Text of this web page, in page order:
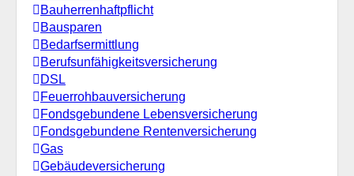
Bauherrenhaftpflicht
Bausparen
Bedarfsermittlung
Berufs­unfähigkeitsversicherung
DSL
Feuerrohbauversicherung
Fondsgebundene Lebensversicherung
Fondsgebundene Rentenversicherung
Gas
Gebäudeversicherung